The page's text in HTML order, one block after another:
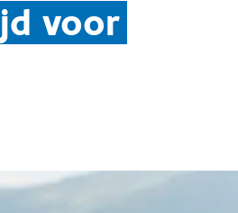
voor